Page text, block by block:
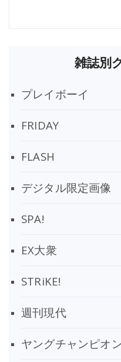
雑誌別
プレイボーイ
FRIDAY
FLASH
デジタル限定画像
SPA!
EX大衆
STRiKE!
週刊現代
ヤングチャンピオ